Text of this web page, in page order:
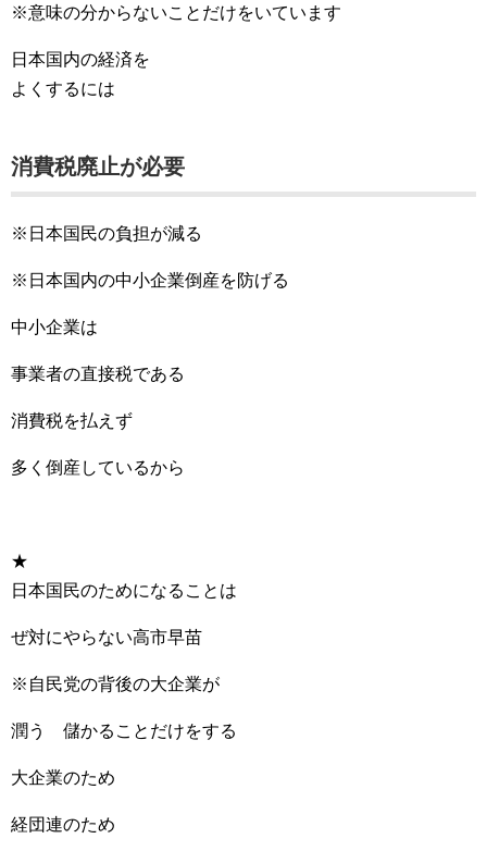
※意味の分からないことだけをいています
日本国内の経済を
よくするには
消費税廃止が必要
※日本国民の負担が減る
※日本国内の中小企業倒産を防げる
中小企業は
事業者の直接税である
消費税を払えず
多く倒産しているから
★
日本国民のためになることは
ぜ対にやらない高市早苗
※自民党の背後の大企業が
潤う 儲かることだけをする
大企業のため
経団連のため